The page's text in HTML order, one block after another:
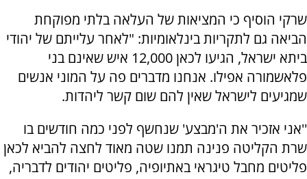
שרקי הוסיף כי המציאות של העלאה בלתי מפוקחת
הביאה גם לתקריות בינלאומיות: "לאחר עלייתם של יהודי
ביתא ישראל, הגיעו לכאן 12,000 איש שאינם בני
פלאשמורה אפילו. אנחנו מדברים פה על המוני אנשים
שמגיעים לישראל שאין להם שום קשר ליהדות.
''אני אזכיר את ה'מבצע' שנחשף לפני כמה חודשים בו
שרת הקליטה פנינה תמנו שטה מאוד לחצה להביא לכאן
פליטים מחבל טיגראי באתיופיה, פליטים יהודים לדבריה,